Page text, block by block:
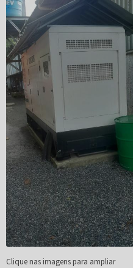
Clique nas imagens para ampliar